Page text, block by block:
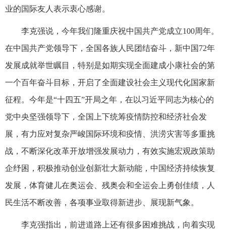
业的国际友人表示衷心感谢。
李克强说，今年我们隆重庆祝中国共产党成立100周年。
在中国共产党领导下，全国各族人民团结奋斗，新中国72年
发展成就举世瞩目，特别是如期实现全面建成小康社会的第
一个百年奋斗目标，开启了全面建设社会主义现代化国家新
征程。今年是“十四五”开局之年，在以习近平同志为核心的
党中央坚强领导下，全国上下统筹疫情防控和经济社会发
展，有力应对复杂严峻国际环境和疫情、洪涝灾害等多重挑
战，不断深化改革开放增强发展动力，有效实施宏观政策助
企纾困，积极推动创业创新壮大新动能，中国经济持续恢复
发展，体育健儿在奥运会、残奥会和全运会上勇创佳绩，人
民生活不断改善，各项事业取得新进步、展现新气象。
李克强指出，前进道路上还有很多困难挑战，向着实现